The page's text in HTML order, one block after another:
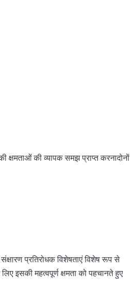
की व्यापक समझ प्राप्त करनादोनों
प्रतिरोधक विशेषताएं विशेष रूप से
इसकी महत्वपूर्ण क्षमता को पहचानते हुए